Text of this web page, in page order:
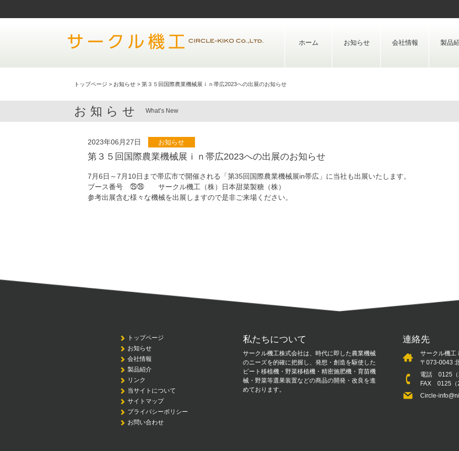
to
ホーム お知らせ 会社情報 製品
トップページ > お知らせ > 第３５回国際農業機械展ｉｎ帯広2023への出展のお知らせ
お知らせ What’s New
2023年06月27日 お知らせ
第３５回国際農業機械展ｉｎ帯広2023への出展のお知らせ
7月6日～7月10日まで帯広市で開催される「第35回国際農業機械展in帯広」に当社も出展いたします。
ブース番号 ㉕㉖ サークル機工（株）日本甜菜製糖（株）
参考出展含む様々な機械を出展しますので是非ご来場ください。
私たちについて
サークル機工株式会社は、時代に即した農業機械
のニーズを的確に把握し、発想・創造を駆使した
ビート移植機・野菜移植機・精密施肥機・育苗機
械・野菜等選果装置などの商品の開発・改良を進
めております。
連絡先
サークル機工
〒073-0043
電話0125
FAX 0125（
Circle-
トップページ
お知らせ
会社情報
製品紹介
リンク
当サイトについて
サイトマップ
プライバシーポリシー
お問い合わせ